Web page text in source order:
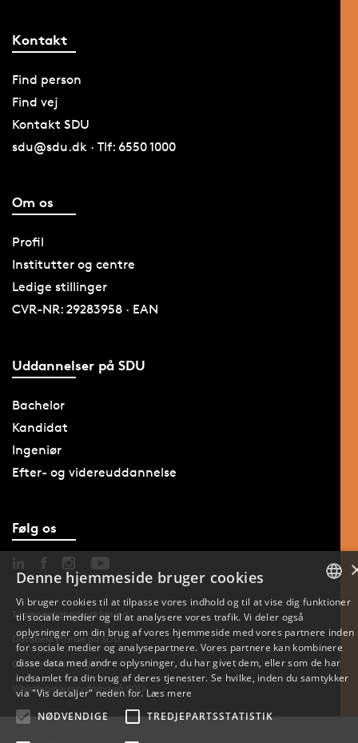
Kontakt
Find person
Find vej
Kontakt SDU
sdu@sdu.dk · Tlf: 6550 1000
Om os
Profil
Institutter og centre
Ledige stillinger
CVR-NR: 29283958 · EAN
Uddannelser på SDU
Bachelor
Kandidat
Ingeniør
Efter- og videreuddannelse
Følg os
Tilgængelighedserklæring
Databeskyttelse på SDU
Cookie-indstillinger
Whistleblowerordning på SDU
ENGLISH
Denne hjemmeside bruger cookies
Vi bruger cookies til at tilpasse vores indhold og til at vise dig funktioner
til sociale medier og til at analysere vores trafik. Vi deler også
oplysninger om din brug af vores hjemmeside med vores partnere inden
for sociale medier og analysepartnere. Vores partnere kan kombinere
disse data med andre oplysninger, du har givet dem, eller som de har
indsamlet fra din brug af deres tjenester. Se hvilke, inden du samtykker
via "Vis detaljer" neden for. Læs mere
NØDVENDIGE
TREDJEPARTSSTATISTIK